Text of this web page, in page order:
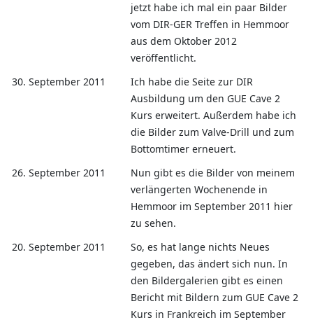
jetzt habe ich mal ein paar Bilder
vom DIR-GER Treffen in Hemmoor
aus dem Oktober 2012
veröffentlicht.
30. September 2011
Ich habe die Seite zur DIR
Ausbildung um den GUE Cave 2
Kurs erweitert. Außerdem habe ich
die Bilder zum Valve-Drill und zum
Bottomtimer erneuert.
26. September 2011
Nun gibt es die Bilder von meinem
verlängerten Wochenende in
Hemmoor im September 2011 hier
zu sehen.
20. September 2011
So, es hat lange nichts Neues
gegeben, das ändert sich nun. In
den Bildergalerien gibt es einen
Bericht mit Bildern zum GUE Cave 2
Kurs in Frankreich im September